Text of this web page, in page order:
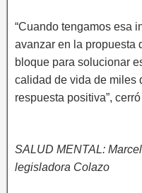
“Cuando tengamos esa
avanzar en la propuesta
bloque para solucionar
calidad de vida de miles
respuesta positiva”,
SALUD MENTAL:
legisladora Colazo